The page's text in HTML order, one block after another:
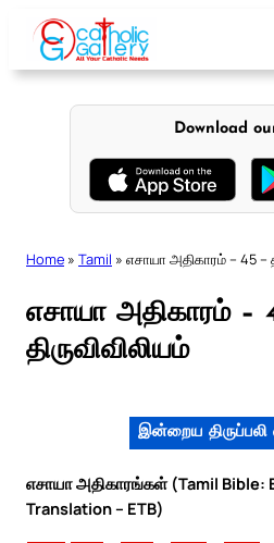
content
Download
Home » Tamil » எசாயா அதிகாரம் – 45 –
எசாயா அதிகாரம் –
திருவிவிலியம்
இன்றைய
எசாயா அதிகாரங்கள் (Tamil Bible:
Translation – ETB)